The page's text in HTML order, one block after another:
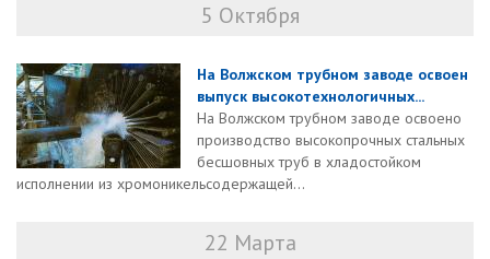
5 Октября
На Волжском трубном заводе освоен
выпуск высокотехнологичных...
На Волжском трубном заводе освоено
производство высокопрочных стальных
бесшовных труб в хладостойком
исполнении из хромоникельсодержащей...
22 Марта